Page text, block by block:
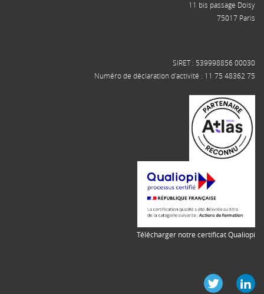
11 bis passage Doisy
75017 Paris
SIRET : 539998856 00030
Numéro de déclaration d'activité : 11 75 48362 75
Télécharger notre certificat Qualiopi